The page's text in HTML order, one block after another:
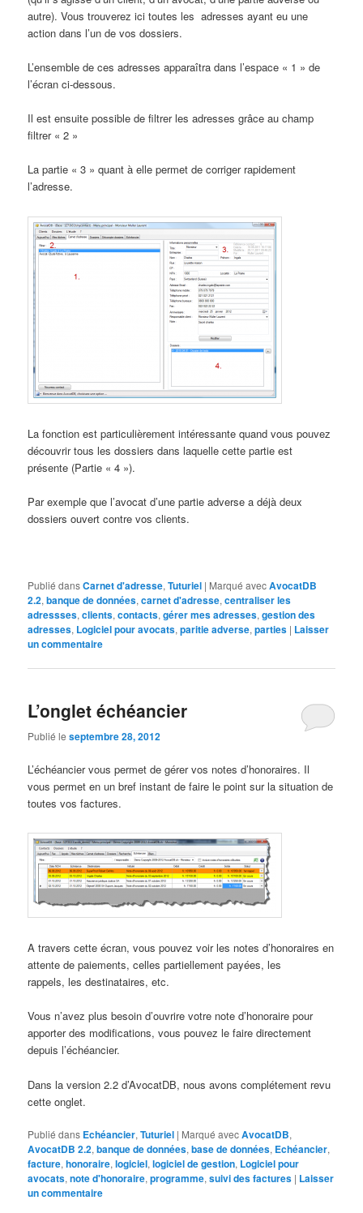
autre). Vous trouverez ici toutes les adresses ayant eu une
action dans l’un de vos dossiers.
L’ensemble de ces adresses apparaîtra dans l’espace « 1 » de
l’écran ci-dessous.
Il est ensuite possible de filtrer les adresses grâce au champ
filtrer « 2 »
La partie « 3 » quant à elle permet de corriger rapidement
l’adresse.
La fonction est particulièrement intéressante quand vous pouvez
découvrir tous les dossiers dans laquelle cette partie est
présente (Partie « 4 »).
Par exemple que l’avocat d’une partie adverse a déjà deux
dossiers ouvert contre vos clients.
Publié dansCarnet d'adresse,Tuturiel | Marqué avecAvocatDB
2.2,banque de données,carnet d'adresse,centraliser les
adressses,clients,contacts,gérer mes adresses,gestion des
adresses, Logiciel pour avocats,paritie adverse,parties | Laisser
un commentaire
L’onglet échéancier
Publié leseptembre 28, 2012
L’échéancier vous permet de gérer vos notes d’honoraires. Il
vous permet en un bref instant de faire le point sur la situation de
toutes vos factures.
A travers cette écran, vous pouvez voir les notes d’honoraires en
attente de paiements, celles partiellement payées, les
rappels, les destinataires, etc.
Vous n’avez plus besoin d’ouvrire votre note d’honoraire pour
apporter des modifications, vous pouvez le faire directement
depuis l’échéancier.
Dans la version 2.2 d’AvocatDB, nous avons complétement revu
cette onglet.
Publié dans Echéancier,Tuturiel | Marqué avecAvocatDB,
AvocatDB 2.2,banque de données,base de données, Echéancier,
facture,honoraire,logiciel,logiciel de gestion, Logiciel pour
avocats,note d'honoraire,programme,suivi des factures | Laisser
un commentaire